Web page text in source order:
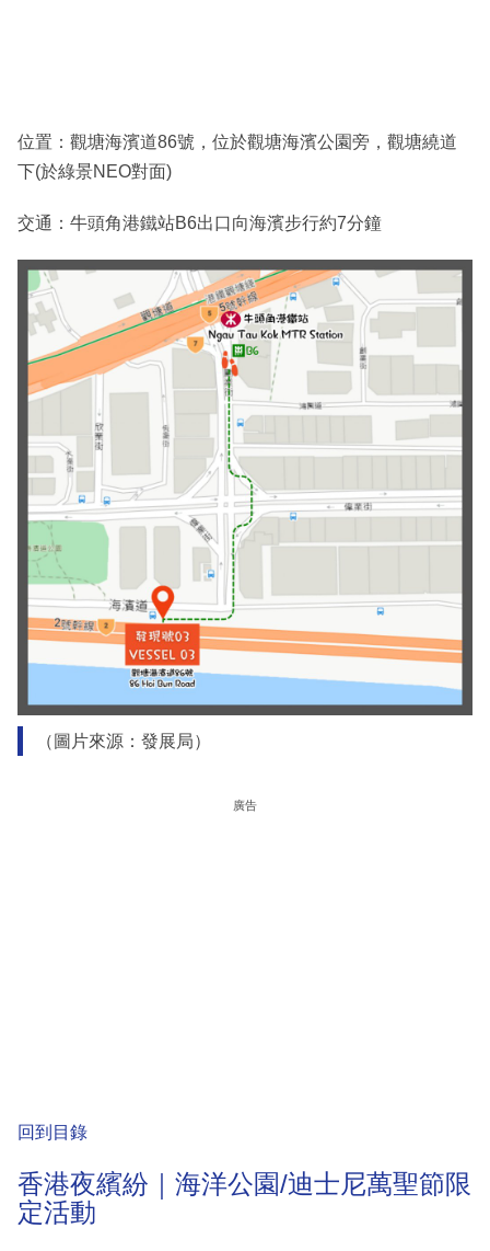
位置：觀塘海濱道86號，位於觀塘海濱公園旁，觀塘繞道
下(於綠景NEO對面)
交通：牛頭角港鐵站B6出口向海濱步行約7分鐘
（圖片來源：發展局）
廣告
回到目錄
香港夜繽紛｜海洋公園/迪士尼萬聖節限
定活動